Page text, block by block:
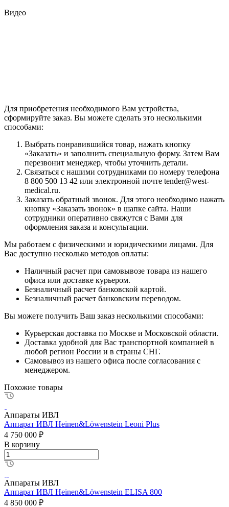
Видео
Для приобретения необходимого Вам устройства,
сформируйте заказ. Вы можете сделать это несколькими
способами:
Выбрать понравившийся товар, нажать кнопку
«Заказать» и заполнить специальную форму. Затем Вам
перезвонит менеджер, чтобы уточнить детали.
Связаться с нашими сотрудниками по номеру телефона
8 800 500 13 42 или электронной почте tender@west-
medical.ru.
Заказать обратный звонок. Для этого необходимо нажать
кнопку «Заказать звонок» в шапке сайта. Наши
сотрудники оперативно свяжутся с Вами для
оформления заказа и консультации.
Мы работаем с физическими и юридическими лицами. Для
Вас доступно несколько методов оплаты:
Наличный расчет при самовывозе товара из нашего
офиса или доставке курьером.
Безналичный расчет банковской картой.
Безналичный расчет банковским переводом.
Вы можете получить Ваш заказ несколькими способами:
Курьерская доставка по Москве и Московской области.
Доставка удобной для Вас транспортной компанией в
любой регион России и в страны СНГ.
Самовывоз из нашего офиса после согласования с
менеджером.
Похожие товары
Аппараты ИВЛ
Аппарат ИВЛ Heinen&Löwenstein Leoni Plus
4 750 000 ₽
В корзину
Аппараты ИВЛ
Аппарат ИВЛ Heinen&Löwenstein ELISA 800
4 850 000 ₽